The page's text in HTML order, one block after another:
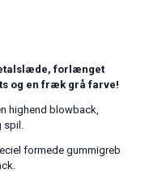
forlænget
og en fræk grå farve!
highend blowback,
spil.
formede gummigreb